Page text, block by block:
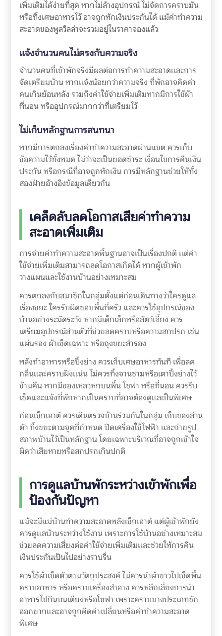
เพิ่มเติมได้ง่ายที่สุด หากไม่ล้างอุปกรณ์ ไม่จัดการคราบมัน
หรือทิ้งเศษอาหารไว้ อาจถูกหักเงินประกันได้ แม้ค่าทำความ
สะอาดของพูลวิลล่าจะรวมอยู่ในราคาจองแล้ว
แจ้งจำนวนคนไม่ตรงกับความจริง
จำนวนคนที่เข้าพักจริงมีผลต่อการทำความสะอาดและการ
จัดเตรียมบ้าน หากแจ้งน้อยกว่าความจริง ที่พักอาจคิดค่า
คนเกินย้อนหลัง รวมถึงค่าใช้จ่ายเพิ่มเติมหากมีการใช้ผ้า
ที่นอน หรืออุปกรณ์มากกว่าที่เตรียมไว้
ไม่เก็บหลักฐานการสนทนา
หากมีการตกลงเรื่องค่าทำความสะอาดผ่านแชต ควรเก็บ
ข้อความไว้ทั้งหมด ไม่ว่าจะเป็นยอดชำระ เงื่อนไขการคืนเงิน
ประกัน หรือกรณีที่อาจถูกหักเงิน การมีหลักฐานช่วยให้ทั้ง
สองฝ่ายอ้างอิงข้อมูลเดียวกัน
เคล็ดลับลดโอกาสเสียค่าทำความ
สะอาดเพิ่มเติม
การจ่ายค่าทำความสะอาดพื้นฐานอาจเป็นเรื่องปกติ แต่ค่า
ใช้จ่ายเพิ่มเติมสามารถลดโอกาสเกิดได้ หากผู้เข้าพัก
วางแผนและใช้งานบ้านอย่างเหมาะสม
ควรตกลงกับสมาชิกในกลุ่มตั้งแต่ก่อนเดินทางว่าใครดูแล
เรื่องขยะ ใครรับผิดชอบพื้นที่ครัว และควรใช้อุปกรณ์ของ
บ้านอย่างระมัดระวัง หากมีเด็กเล็กหรือสัตว์เลี้ยง ควร
เตรียมอุปกรณ์ส่วนตัวที่ช่วยลดคราบหรือความสกปรก เช่น
แผ่นรอง ผ้าเช็ดเฉพาะ หรือถุงขยะสำรอง
หลังทำอาหารหรือปิ้งย่าง ควรเก็บเศษอาหารทันที เพื่อลด
กลิ่นและคราบฝังแน่น ไม่ควรทิ้งจานชามหรือเตาปิ้งย่างไว้
ข้ามคืน หากมีของเหลวหกบนพื้น โซฟา หรือที่นอน ควรรีบ
เช็ดและแจ้งที่พักหากเป็นคราบที่อาจต้องดูแลเป็นพิเศษ
ก่อนเช็กเอาต์ ควรเดินตรวจบ้านร่วมกันในกลุ่ม เก็บของส่วน
ตัว ทิ้งขยะตามจุดที่กำหนด ปิดเครื่องใช้ไฟฟ้า และถ่ายรูป
สภาพบ้านไว้เป็นหลักฐาน โดยเฉพาะบริเวณที่อาจถูกเข้าใจ
ผิดว่าเสียหายหรือสกปรกเกินปกติ
การดูแลบ้านพักระหว่างเข้าพักเพื่อ
ป้องกันปัญหา
แม้จะมีแม่บ้านทำความสะอาดหลังเช็กเอาต์ แต่ผู้เข้าพักยัง
ควรดูแลบ้านระหว่างใช้งาน เพราะการใช้บ้านอย่างเหมาะสม
ช่วยลดความเสี่ยงต่อค่าใช้จ่ายเพิ่มเติมและช่วยให้การคืน
เงินประกันเป็นไปอย่างราบรื่น
ควรใช้ผ้าเช็ดตัวตามวัตถุประสงค์ ไม่ควรนำผ้าขาวไปเช็ดพื้น
คราบอาหาร หรือคราบเครื่องสำอาง ควรหลีกเลี่ยงการนำ
อาหารไปกินบนเตียงหรือโซฟา เพราะคราบบางประเภทซัก
ออกยากและอาจถูกคิดค่าเปลี่ยนหรือค่าทำความสะอาด
พิเศษ